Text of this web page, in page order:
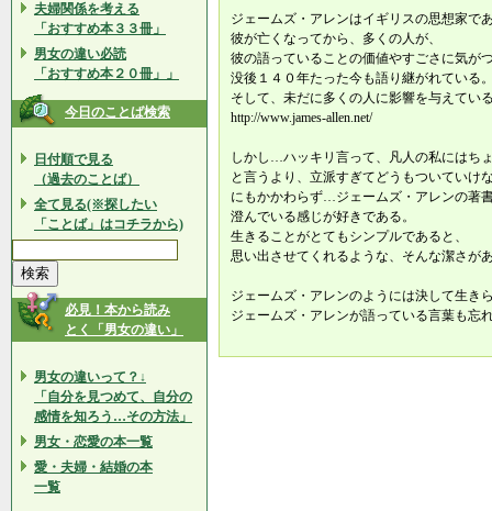
夫婦関係を考える
「おすすめ本３３冊」
男女の違い必読
「おすすめ本２０冊」」
今日のことば検索
日付順で見る
（過去のことば）
全て見る(※探したい
「ことば」はコチラから)
必見！本から読み
とく「男女の違い」
男女の違いって？↓
「自分を見つめて、自分の
感情を知ろう…その方法」
男女・恋愛の本一覧
愛・夫婦・結婚の本
一覧
ジェームズ・アレンはイギリスの思想家で
彼が亡くなってから、多くの人が、
彼の語っていることの価値やすごさに気が
没後１４０年たった今も語り継がれている
そして、未だに多くの人に影響を与えてい
http://www.james-allen.net/
しかし…ハッキリ言って、凡人の私にはち
と言うより、立派すぎてどうもついていけ
にもかかわらず…ジェームズ・アレンの著
澄んでいる感じが好きである。
生きることがとてもシンプルであると、
思い出させてくれるような、そんな潔さが
ジェームズ・アレンのようには決して生き
ジェームズ・アレンが語っている言葉も忘